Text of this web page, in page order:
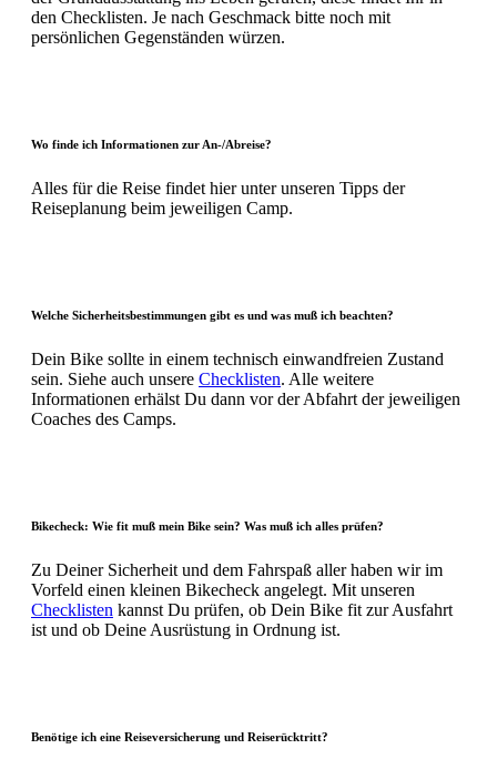
den Checklisten. Je nach Geschmack bitte noch mit
persönlichen Gegenständen würzen.
Wo finde ich Informationen zur An-/Abreise?
Alles für die Reise findet hier unter unseren Tipps der
Reiseplanung beim jeweiligen Camp.
Welche Sicherheitsbestimmungen gibt es und was muß ich beachten?
Dein Bike sollte in einem technisch einwandfreien Zustand
sein. Siehe auch unsere Checklisten. Alle weitere
Informationen erhälst Du dann vor der Abfahrt der jeweiligen
Coaches des Camps.
Bikecheck: Wie fit muß mein Bike sein? Was muß ich alles prüfen?
Zu Deiner Sicherheit und dem Fahrspaß aller haben wir im
Vorfeld einen kleinen Bikecheck angelegt. Mit unseren
Checklisten kannst Du prüfen, ob Dein Bike fit zur Ausfahrt
ist und ob Deine Ausrüstung in Ordnung ist.
Benötige ich eine Reiseversicherung und Reiserücktritt?